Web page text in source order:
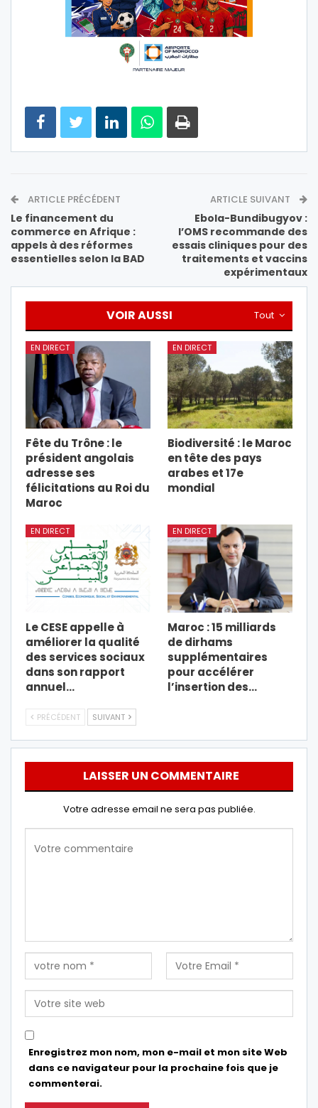
ARTICLE PRÉCÉDENT
Le financement du
commerce en Afrique :
appels à des réformes
essentielles selon la BAD
ARTICLE SUIVANT
Ebola-Bundibugyov :
l’OMS recommande des
essais cliniques pour des
traitements et vaccins
expérimentaux
Tout
VOIR AUSSI
EN DIRECT
Fête du Trône : le
président angolais
adresse ses
félicitations au Roi du
Maroc
EN DIRECT
Biodiversité : le Maroc
en tête des pays
arabes et 17e
mondial
EN DIRECT
Le CESE appelle à
améliorer la qualité
des services sociaux
dans son rapport
annuel…
EN DIRECT
Maroc : 15 milliards
de dirhams
supplémentaires
pour accélérer
l’insertion des…
PRÉCÉDENT SUIVANT
LAISSER UN COMMENTAIRE
Votre adresse email ne sera pas publiée.
Enregistrez mon nom, mon e-mail et mon site Web
dans ce navigateur pour la prochaine fois que je
commenterai.